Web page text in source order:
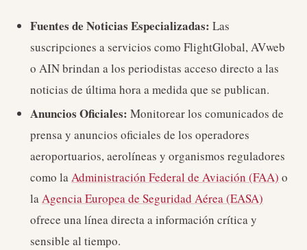
Fuentes de Noticias Especializadas: Las
suscripciones a servicios como FlightGlobal, AVweb
o AIN brindan a los periodistas acceso directo a las
noticias de última hora a medida que se publican.
Anuncios Oficiales: Monitorear los comunicados de
prensa y anuncios oficiales de los operadores
aeroportuarios, aerolíneas y organismos reguladores
como laAdministración Federal de Aviación (FAA) o
laAgencia Europea de Seguridad Aérea (EASA)
ofrece una línea directa a información crítica y
sensible al tiempo.